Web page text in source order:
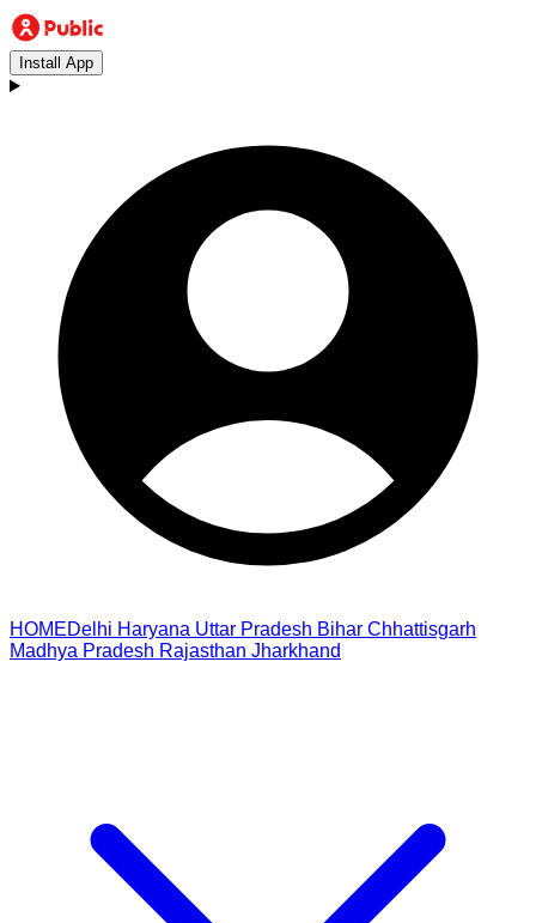
Install App
HOMEDelhi Haryana Uttar Pradesh Bihar Chhattisgarh
Madhya Pradesh Rajasthan Jharkhand